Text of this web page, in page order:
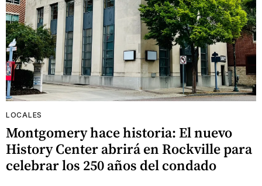
LOCALES
Montgomery hace historia: El nuevo
History Center abrirá en Rockville para
celebrar los 250 años del condado